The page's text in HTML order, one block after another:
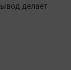
делает